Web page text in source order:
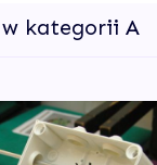
kategorii A